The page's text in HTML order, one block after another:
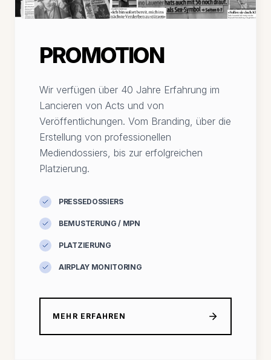
PROMOTION
Wir verfügen über 40 Jahre Erfahrung im
Lancieren von Acts und von
Veröffentlichungen. Vom Branding, über die
Erstellung von professionellen
Mediendossiers, bis zur erfolgreichen
Platzierung.
PRESSEDOSSIERS
BEMUSTERUNG / MPN
PLATZIERUNG
AIRPLAY MONITORING
MEHR ERFAHREN